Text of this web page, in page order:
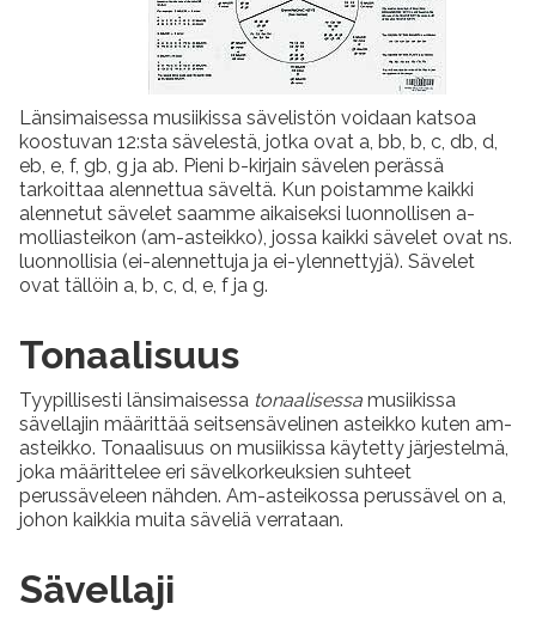
Länsimaisessa musiikissa sävelistön voidaan katsoa
koostuvan 12:sta sävelestä, jotka ovat a, bb, b, c, db, d,
eb, e, f, gb, g ja ab. Pieni b-kirjain sävelen perässä
tarkoittaa alennettua säveltä. Kun poistamme kaikki
alennetut sävelet saamme aikaiseksi luonnollisen a-
molliasteikon (am-asteikko), jossa kaikki sävelet ovat ns.
luonnollisia (ei-alennettuja ja ei-ylennettyjä). Sävelet
ovat tällöin a, b, c, d, e, f ja g.
Tonaalisuus
Tyypillisesti länsimaisessa tonaalisessa musiikissa
sävellajin määrittää seitsensävelinen asteikko kuten am-
asteikko. Tonaalisuus on musiikissa käytetty järjestelmä,
joka määrittelee eri sävelkorkeuksien suhteet
perussäveleen nähden. Am-asteikossa perussävel on a,
johon kaikkia muita säveliä verrataan.
Sävellaji